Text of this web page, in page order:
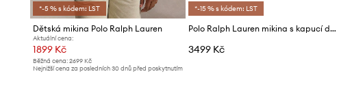
*-5 % s kódem: LST
Dětská mikina Polo Ralph Lauren
Aktuální cena:
1899 Kč
Běžná cena: 2699 Kč
Nejnižší cena za posledních 30 dnů před poskytnutím
*-15 % s kódem: LST
Polo Ralph Lauren mikina s kapucí dětská s bavlnou
3499 Kč